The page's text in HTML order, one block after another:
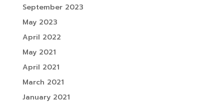
September 2023
May 2023
April 2022
May 2021
April 2021
March 2021
January 2021